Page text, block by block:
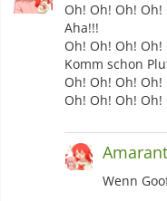
Oh! Oh! Oh! Oh!
Aha!!!
Oh! Oh! Oh!
Komm schon
Oh! Oh! Oh! Oh!
Oh! Oh! Oh!
Wenn